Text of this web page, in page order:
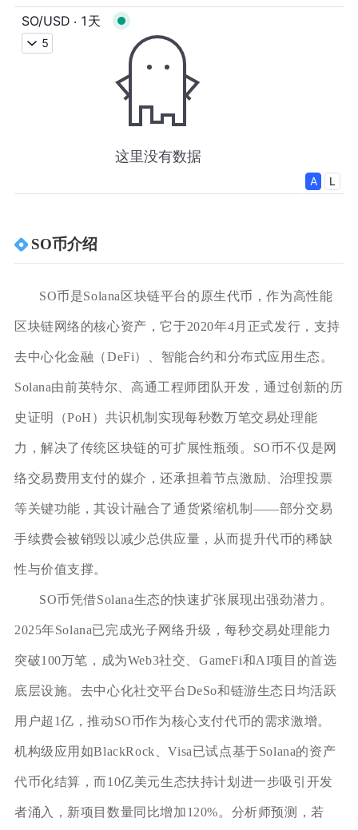
SO币介绍
SO币是Solana区块链平台的原生代币，作为高性能
区块链网络的核心资产，它于2020年4月正式发行，支持
去中心化金融（DeFi）、智能合约和分布式应用生态。
Solana由前英特尔、高通工程师团队开发，通过创新的历
史证明（PoH）共识机制实现每秒数万笔交易处理能
力，解决了传统区块链的可扩展性瓶颈。SO币不仅是网
络交易费用支付的媒介，还承担着节点激励、治理投票
等关键功能，其设计融合了通货紧缩机制——部分交易
手续费会被销毁以减少总供应量，从而提升代币的稀缺
性与价值支撑。
SO币凭借Solana生态的快速扩张展现出强劲潜力。
2025年Solana已完成光子网络升级，每秒交易处理能力
突破100万笔，成为Web3社交、GameFi和AI项目的首选
底层设施。去中心化社交平台DeSo和链游生态日均活跃
用户超1亿，推动SO币作为核心支付代币的需求激增。
机构级应用如BlackRock、Visa已试点基于Solana的资产
代币化结算，而10亿美元生态扶持计划进一步吸引开发
者涌入，新项目数量同比增加120%。分析师预测，若